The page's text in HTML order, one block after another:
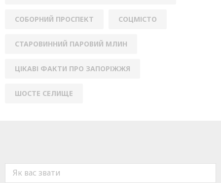
СОБОРНИЙ ПРОСПЕКТ СОЦМІСТО
СТАРОВИННИЙ ПАРОВИЙ МЛИН
ЦІКАВІ ФАКТИ ПРО ЗАПОРІЖЖЯ
ШОСТЕ СЕЛИЩЕ